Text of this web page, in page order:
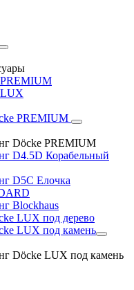
PREMIUM
Döcke PREMIUM
D4.5D Корабельный
D5С Елочка
Blockhaus
LUX под дерево
LUX под камень
Döcke LUX под камень